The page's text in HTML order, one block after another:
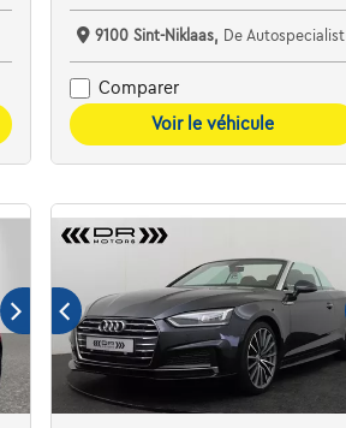
9100 Sint-Niklaas, De Autospecialist
Comparer
Voir le véhicule